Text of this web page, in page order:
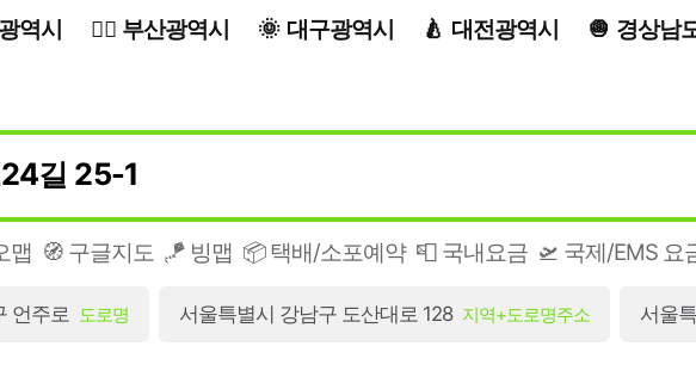
역시 부산광역시 대구광역시 대전광역시 경상남
맵 🧭 구글지도 🪁 빙맵 📦 택배/소포예약 📮 국내요금 🛫 국제/EMS 요
언주로 도로명 서울특별시 강남구 도산대로 128 지역+도로명주소 서울